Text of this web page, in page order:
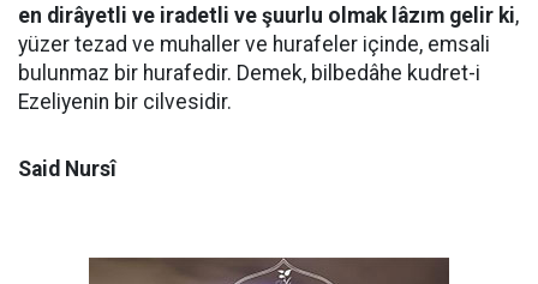
en dirâyetli ve iradetli ve şuurlu olmak lâzım gelir ki,
yüzer tezad ve muhaller ve hurafeler içinde, emsali
bulunmaz bir hurafedir. Demek, bilbedâhe kudret-i
Ezeliyenin bir cilvesidir.
Said Nursî